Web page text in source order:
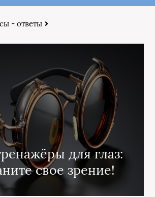
- ответы
для глаз:
свое зрение!